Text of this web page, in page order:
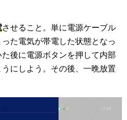
させること。単に電源ケーブル
た電気が帯電した状態となっ
後に電源ボタンを押して内部
にしよう。その後、一晩放置